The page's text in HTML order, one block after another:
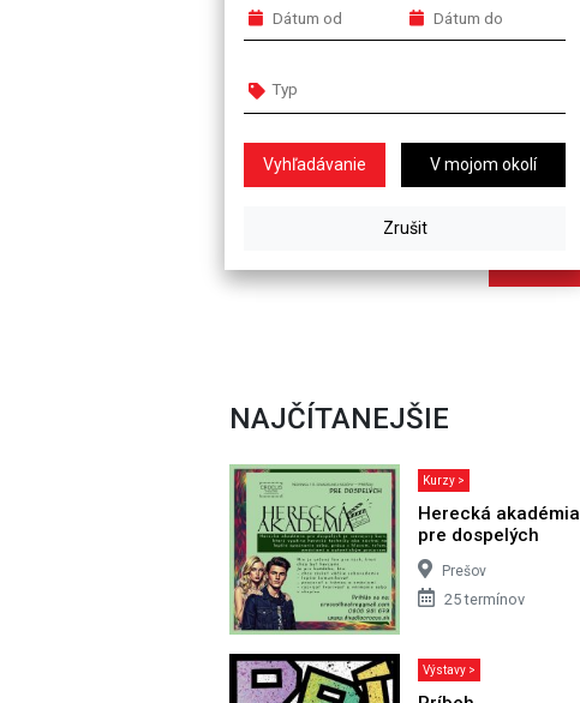
V mojom okolí
NAJČÍTANEJŠIE
Kurzy >
Herecká akadémia
pre dospelých
Prešov
25 termínov
Výstavy >